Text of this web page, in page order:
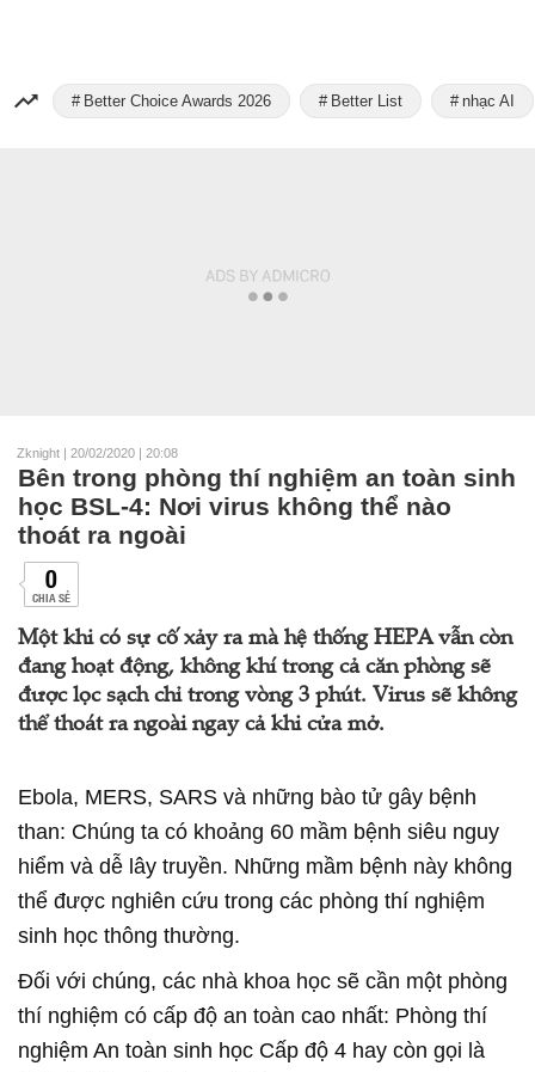
Better Choice Awards 2026 Better List nhạc AI
Zknight | 20/02/2020 | 20:08
Bên trong phòng thí nghiệm an toàn sinh
học BSL-4: Nơi virus không thể nào
thoát ra ngoài
0
CHIA SẺ
Một khi có sự cố xảy ra mà hệ thống HEPA vẫn còn
đang hoạt động, không khí trong cả căn phòng sẽ
được lọc sạch chỉ trong vòng 3 phút. Virus sẽ không
thể thoát ra ngoài ngay cả khi cửa mở.
Ebola, MERS, SARS và những bào tử gây bệnh
than: Chúng ta có khoảng 60 mầm bệnh siêu nguy
hiểm và dễ lây truyền. Những mầm bệnh này không
thể được nghiên cứu trong các phòng thí nghiệm
sinh học thông thường.
Đối với chúng, các nhà khoa học sẽ cần một phòng
thí nghiệm có cấp độ an toàn cao nhất: Phòng thí
nghiệm An toàn sinh học Cấp độ 4 hay còn gọi là